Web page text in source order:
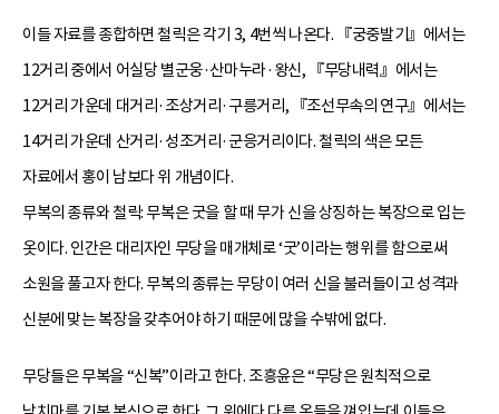
이들 자료를 종합하면 철릭은 각기 3, 4번씩 나온다. 『궁중발기』에서는
12거리 중에서 어실당 별군웅·산마누라·왕신, 『무당내력』에서는
12거리 가운데 대거리·조상거리·구릉거리, 『조선무속의 연구』에서는
14거리 가운데 산거리·성조거리·군응거리이다. 철릭의 색은 모든
자료에서 홍이 남보다 위 개념이다.
무복의 종류와 철릭: 무복은 굿을 할 때 무가 신을 상징하는 복장으로 입는
옷이다. 인간은 대리자인 무당을 매개체로 ‘굿’이라는 행위를 함으로써
소원을 풀고자 한다. 무복의 종류는 무당이 여러 신을 불러들이고 성격과
신분에 맞는 복장을 갖추어야 하기 때문에 많을 수밖에 없다.
무당들은 무복을 “신복”이라고 한다. 조흥윤은 “무당은 원칙적으로